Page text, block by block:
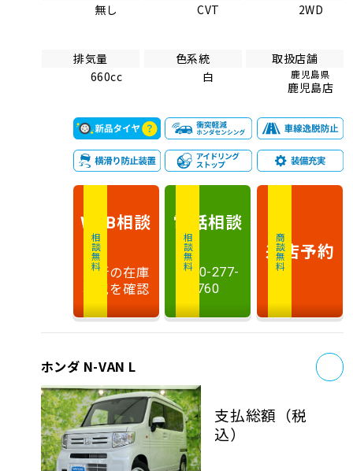
無し
CVT
2WD
排気量
660cc
色系統
白
取扱店舗
鹿児島県
鹿児島店
相談無料
WEB相談
最新の在庫
状況を確認
相談無料
電話相談
0120-277-
760
商談無料
来店予約
ホンダ N-VAN L
支払総額 （税
込）